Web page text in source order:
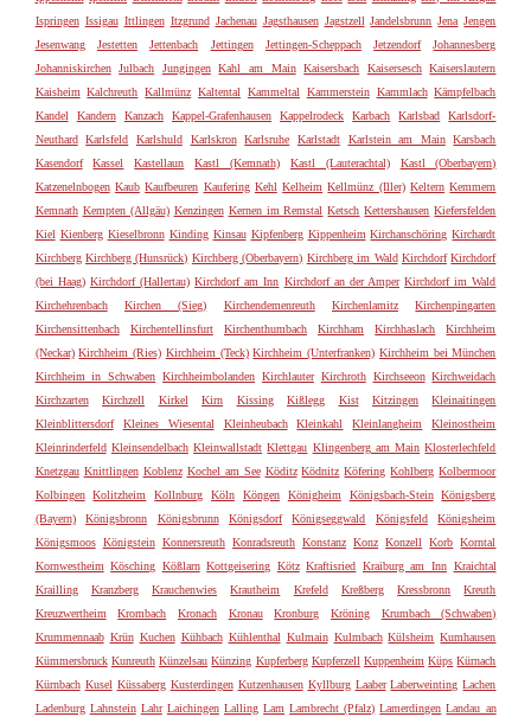
Ispringen Issigau Ittlingen Itzgrund Jachenau Jagsthausen Jagstzell Jandelsbrunn Jena Jengen
Jesenwang
Jestetten Jettenbach Jettingen Jettingen-Scheppach Jetzendorf
Johannesberg
Johanniskirchen
Julbach Jungingen Kahl am Main Kaisersbach Kaisersesch
Kaiserslautern
Kaisheim Kalchreuth Kallmünz Kaltental Kammeltal Kammerstein Kammlach Kämpfelbach
Kandel
Kandern Kanzach Kappel-Grafenhausen Kappelrodeck Karbach Karlsbad
Karlsdorf-
Neuthard
Karlsfeld Karlshuld Karlskron Karlsruhe Karlstadt Karlstein am Main
Karsbach
Kasendorf
Kassel Kastellaun Kastl (Kemnath) Kastl (Lauterachtal)
Kastl (Oberbayern)
Katzenelnbogen Kaub Kaufbeuren Kaufering Kehl Kelheim Kellmünz (Iller) Keltern Kemmern
Kemnath Kempten (Allgäu) Kenzingen Kernen im Remstal Ketsch Kettershausen Kiefersfelden
Kiel Kienberg Kieselbronn Kinding Kinsau Kipfenberg Kippenheim Kirchanschöring Kirchardt
Kirchberg Kirchberg (Hunsrück) Kirchberg (Oberbayern) Kirchberg im Wald Kirchdorf Kirchdorf
(bei Haag) Kirchdorf (Hallertau) Kirchdorf am Inn Kirchdorf an der Amper Kirchdorf im Wald
Kirchehrenbach
Kirchen (Sieg) Kirchendemenreuth Kirchenlamitz
Kirchenpingarten
Kirchensittenbach
Kirchentellinsfurt Kirchenthumbach Kirchham Kirchhaslach
Kirchheim
(Neckar) Kirchheim (Ries) Kirchheim (Teck) Kirchheim (Unterfranken) Kirchheim bei München
Kirchheim in Schwaben Kirchheimbolanden Kirchlauter Kirchroth Kirchseeon Kirchweidach
Kirchzarten
Kirchzell Kirkel Kirn Kissing Kißlegg Kist Kitzingen
Kleinaitingen
Kleinblittersdorf
Kleines Wiesental Kleinheubach Kleinkahl Kleinlangheim
Kleinostheim
Kleinrinderfeld Kleinsendelbach Kleinwallstadt Klettgau Klingenberg am Main Klosterlechfeld
Knetzgau Knittlingen Koblenz Kochel am See Köditz Ködnitz Köfering Kohlberg Kolbermoor
Kolbingen
Kolitzheim Kollnburg Köln Köngen Königheim Königsbach-Stein
Königsberg
(Bayern)
Königsbronn Königsbrunn Königsdorf Königseggwald Königsfeld
Königsheim
Königsmoos Königstein Konnersreuth Konradsreuth Konstanz Konz Konzell Korb Korntal
Kornwestheim Kösching Kößlarn Kottgeisering Kötz Kraftisried Kraiburg am Inn Kraichtal
Krailling
Kranzberg Krauchenwies Krautheim Krefeld Kreßberg Kressbronn
Kreuth
Kreuzwertheim
Krombach Kronach Kronau Kronburg Kröning
Krumbach (Schwaben)
Krummennaab Krün Kuchen Kühbach Kühlenthal Kulmain Kulmbach Külsheim Kumhausen
Kümmersbruck Kunreuth Künzelsau Künzing Kupferberg Kupferzell Kuppenheim Küps Kürnach
Kürnbach Kusel Küssaberg Kusterdingen Kutzenhausen Kyllburg Laaber Laberweinting Lachen
Ladenburg Lahnstein Lahr Laichingen Lalling Lam Lambrecht (Pfalz) Lamerdingen Landau an